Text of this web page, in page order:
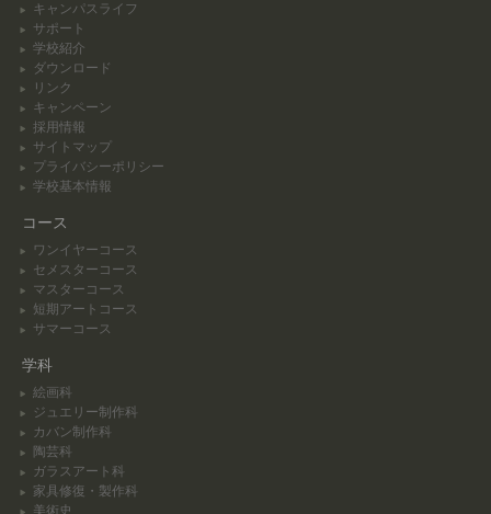
キャンパスライフ
サポート
学校紹介
ダウンロード
リンク
キャンペーン
採用情報
サイトマップ
プライバシーポリシー
学校基本情報
コース
ワンイヤーコース
セメスターコース
マスターコース
短期アートコース
サマーコース
学科
絵画科
ジュエリー制作科
カバン制作科
陶芸科
ガラスアート科
家具修復・製作科
美術史